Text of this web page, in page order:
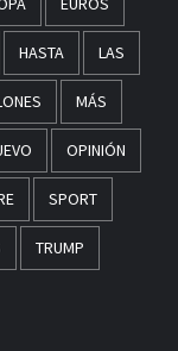
HASTA LAS
MÁS
OPINIÓN
SPORT
TRUMP